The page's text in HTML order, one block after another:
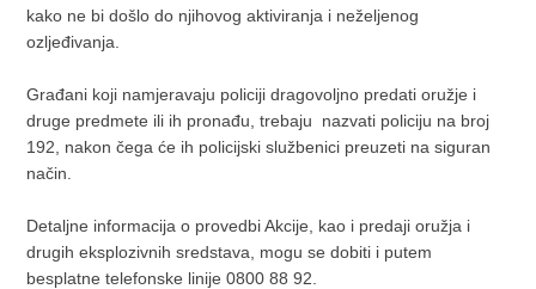
kako ne bi došlo do njihovog aktiviranja i neželjenog
ozljeđivanja.
Građani koji namjeravaju policiji dragovoljno predati oružje i
druge predmete ili ih pronađu, trebaju nazvati policiju na broj
192, nakon čega će ih policijski službenici preuzeti na siguran
način.
Detaljne informacija o provedbi Akcije, kao i predaji oružja i
drugih eksplozivnih sredstava, mogu se dobiti i putem
besplatne telefonske linije 0800 88 92.